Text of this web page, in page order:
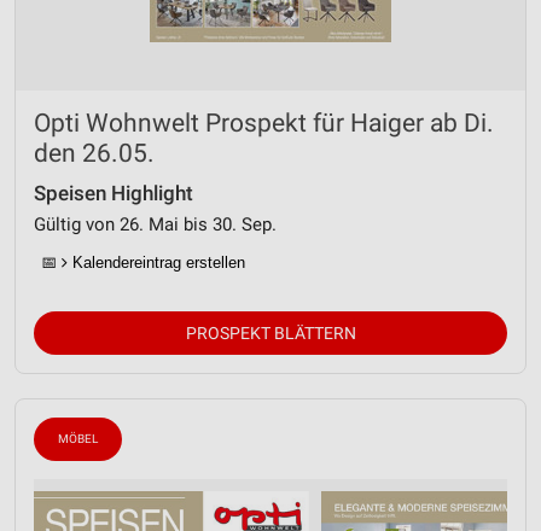
Opti Wohnwelt Prospekt für Haiger ab Di.
den 26.05.
Speisen Highlight
Gültig von 26. Mai bis 30. Sep.
📅 Kalendereintrag erstellen
PROSPEKT BLÄTTERN
MÖBEL